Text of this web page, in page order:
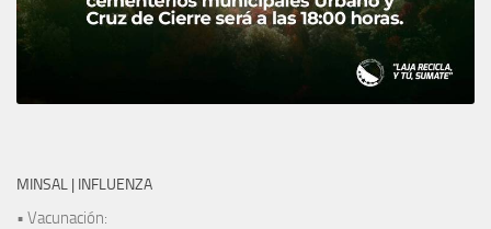
MINSAL | INFLUENZA
• Vacunación: